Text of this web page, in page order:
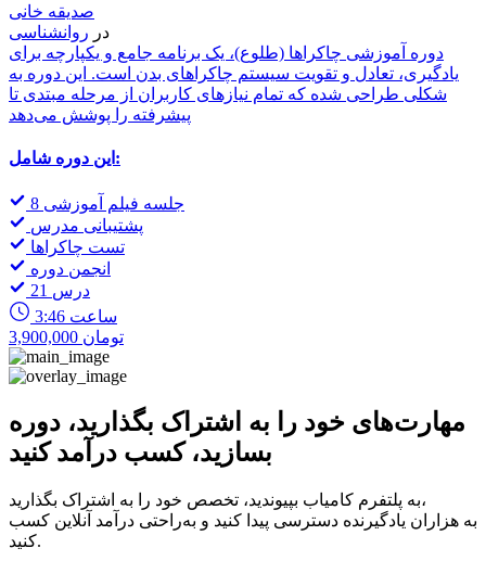
صدیقه خانی
در روانشناسی
دوره آموزشی چاکراها (طلوع)، یک برنامه جامع و یکپارچه برای
یادگیری، تعادل و تقویت سیستم چاکراهای بدن است. این دوره به
شکلی طراحی شده که تمام نیازهای کاربران از مرحله مبتدی تا
پیشرفته را پوشش می‌دهد
این دوره شامل:
8 جلسه فیلم آموزشی
پشتیبانی مدرس
تست چاکراها
انجمن دوره
21 درس
3:46 ساعت
3,900,000 تومان
مهارت‌های خود را به اشتراک بگذارید، دوره
بسازید، کسب درآمد کنید
به پلتفرم کامیاب بپیوندید، تخصص خود را به اشتراک بگذارید،
به هزاران یادگیرنده دسترسی پیدا کنید و به‌راحتی درآمد آنلاین کسب
کنید.